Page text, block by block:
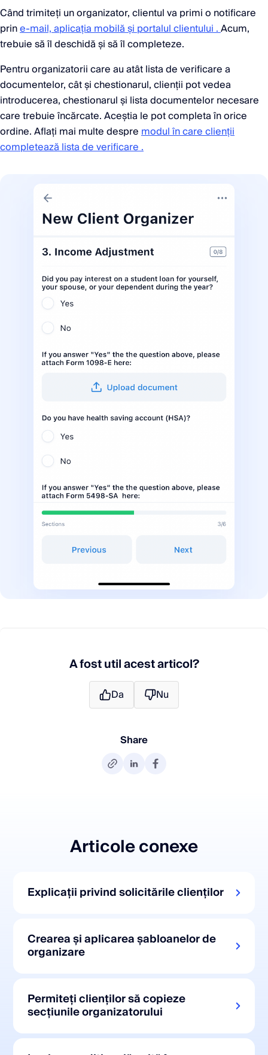
Când trimiteți un organizator, clientul va primi o notificare
prine-mail, aplicația mobilă și portalul clientului .Acum,
trebuie să îl deschidă și să îl completeze.
Pentru organizatorii care au atât lista de verificare a
documentelor, cât și chestionarul, clienții pot vedea
introducerea, chestionarul și lista documentelor necesare
care trebuie încărcate. Aceștia le pot completa în orice
ordine. Aflați mai multe despremodul în care clienții
completează lista de verificare .
A fost util acest articol?
Da Nu
Share
Articole conexe
Explicații privind solicitările clienților
Crearea și aplicarea șabloanelor de
organizare
Permiteți clienților să copieze
secțiunile organizatorului